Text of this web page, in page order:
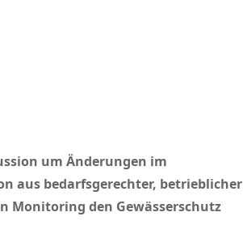
um Änderungen im
aus bedarfsgerechter, betrieblicher
Monitoring den Gewässerschutz